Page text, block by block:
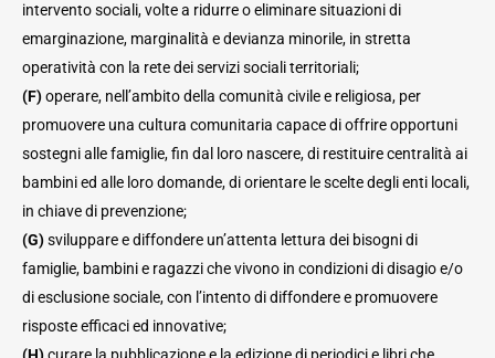
intervento sociali, volte a ridurre o eliminare situazioni di
emarginazione, marginalità e devianza minorile, in stretta
operatività con la rete dei servizi sociali territoriali;
(F)operare, nell’ambito della comunità civile e religiosa, per
promuovere una cultura comunitaria capace di offrire opportuni
sostegni alle famiglie, fin dal loro nascere, di restituire centralità ai
bambini ed alle loro domande, di orientare le scelte degli enti locali,
in chiave di prevenzione;
(G)sviluppare e diffondere un’attenta lettura dei bisogni di
famiglie, bambini e ragazzi che vivono in condizioni di disagio e/o
di esclusione sociale, con l’intento di diffondere e promuovere
risposte efficaci ed innovative;